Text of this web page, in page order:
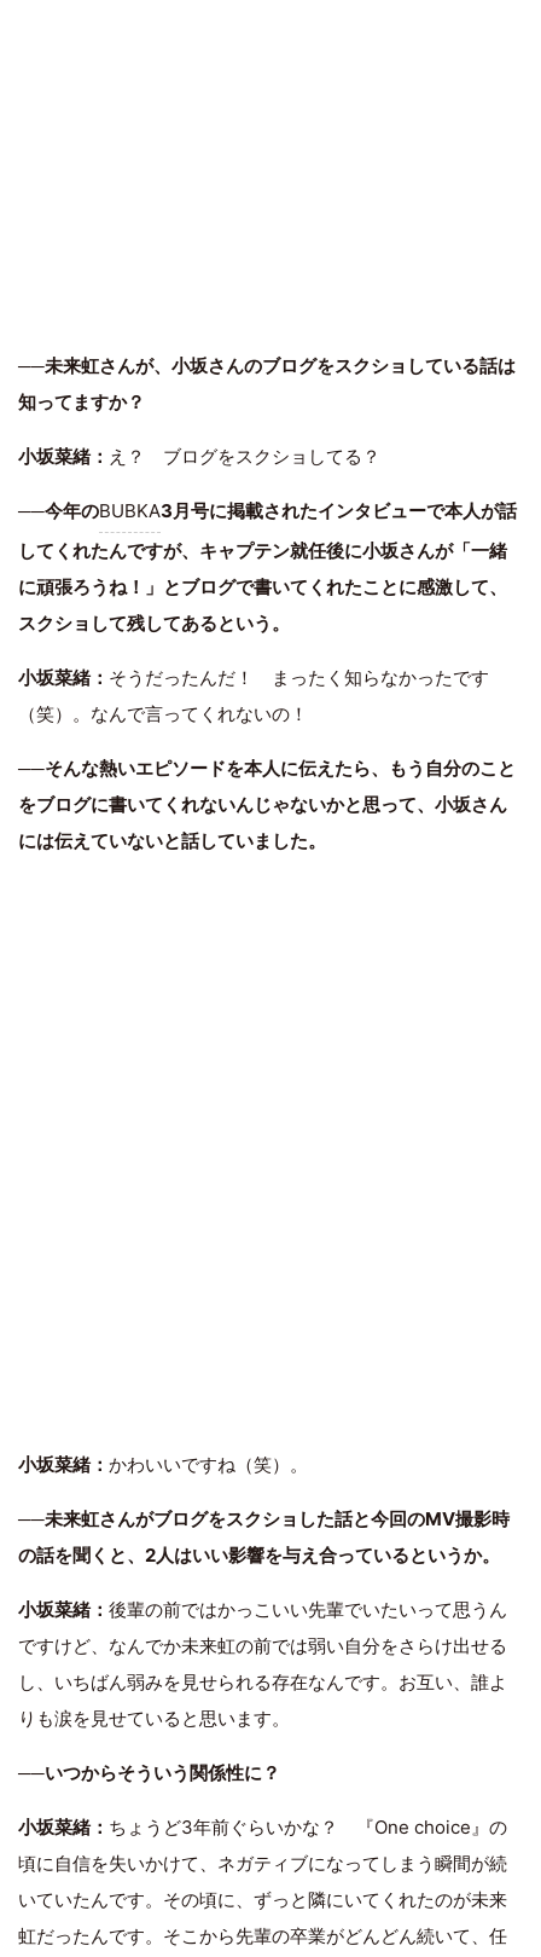
──未来虹さんが、小坂さんのブログをスクショしている話は
知ってますか？
小坂菜緒： え？ ブログをスクショしてる？
──今年のBUBKA3月号に掲載されたインタビューで本人が話
してくれたんですが、キャプテン就任後に小坂さんが「一緒
に頑張ろうね！」とブログで書いてくれたことに感激して、
スクショして残してあるという。
小坂菜緒： そうだったんだ！ まったく知らなかったです
（笑）。なんで言ってくれないの！
──そんな熱いエピソードを本人に伝えたら、もう自分のこと
をブログに書いてくれないんじゃないかと思って、小坂さん
には伝えていないと話していました。
小坂菜緒： かわいいですね（笑）。
──未来虹さんがブログをスクショした話と今回のMV撮影時
の話を聞くと、2人はいい影響を与え合っているというか。
小坂菜緒： 後輩の前ではかっこいい先輩でいたいって思うん
ですけど、なんでか未来虹の前では弱い自分をさらけ出せる
し、いちばん弱みを見せられる存在なんです。お互い、誰よ
りも涙を見せていると思います。
──いつからそういう関係性に？
小坂菜緒： ちょうど3年前ぐらいかな？ 『One choice』の
頃に自信を失いかけて、ネガティブになってしまう瞬間が続
いていたんです。その頃に、ずっと隣にいてくれたのが未来
虹だったんです。そこから先輩の卒業がどんどん続いて、任